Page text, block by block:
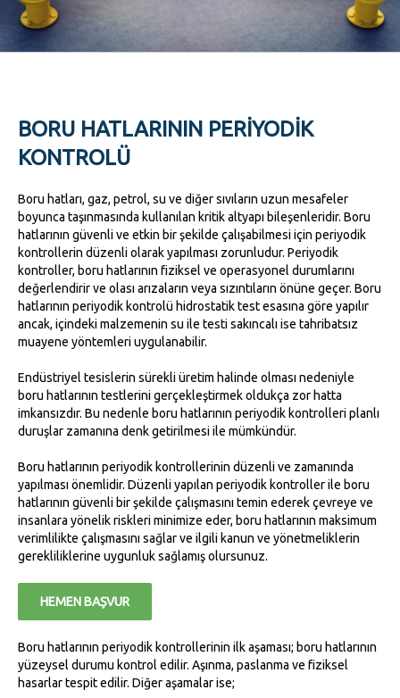
BORU HATLARININ PERIYODIK
KONTROLÜ
Boru hatları, gaz, petrol, su ve diğer sıvıların uzun mesafeler
boyunca taşınmasında kullanılan kritik altyapı bileşenleridir. Boru
hatlarının güvenli ve etkin bir şekilde çalışabilmesi için periyodik
kontrollerin düzenli olarak yapılması zorunludur. Periyodik
kontroller, boru hatlarının fiziksel ve operasyonel durumlarını
değerlendirir ve olası arızaların veya sızıntıların önüne geçer.Boru
hatlarının periyodik kontrolü hidrostatik test esasına göre yapılır
ancak, içindeki malzemenin su ile testi sakıncalı ise tahribatsız
muayene yöntemleri uygulanabilir.
Endüstriyel tesislerin sürekli üretim halinde olması nedeniyle
boru hatlarının testlerini gerçekleştirmek oldukça zor hatta
imkansızdır. Bu nedenle boru hatlarının periyodik kontrolleri planlı
duruşlar zamanına denk getirilmesi ile mümkündür.
Boru hatlarının periyodik kontrollerinin düzenli ve zamanında
yapılması önemlidir. Düzenli yapılan periyodik kontroller ile boru
hatlarının güvenli bir şekilde çalışmasını temin ederek çevreye ve
insanlara yönelik riskleri minimize eder, boru hatlarının maksimum
verimlilikte çalışmasını sağlar ve ilgili kanun ve yönetmeliklerin
gerekliliklerine uygunluk sağlamış olursunuz.
HEMEN BAŞVUR
Boru hatlarının periyodik kontrollerinin ilk aşaması; boru hatlarının
yüzeysel durumu kontrol edilir. Aşınma, paslanma ve fiziksel
hasarlar tespit edilir. Diğer aşamalar ise;